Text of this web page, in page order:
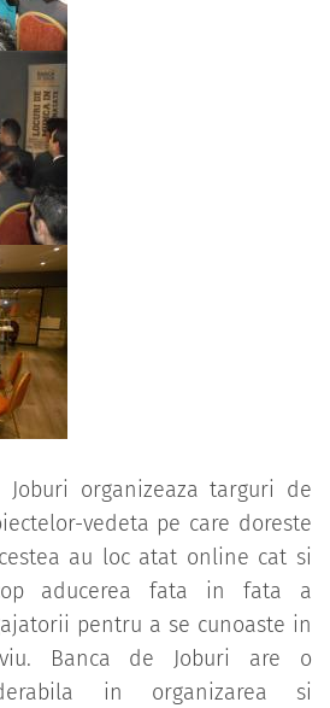
Joburi organizeaza targuri de
vedeta pe care doreste
au loc atat online cat si
aducerea fata in fata a
pentru a se cunoaste in
Banca de Joburi are o
in organizarea si